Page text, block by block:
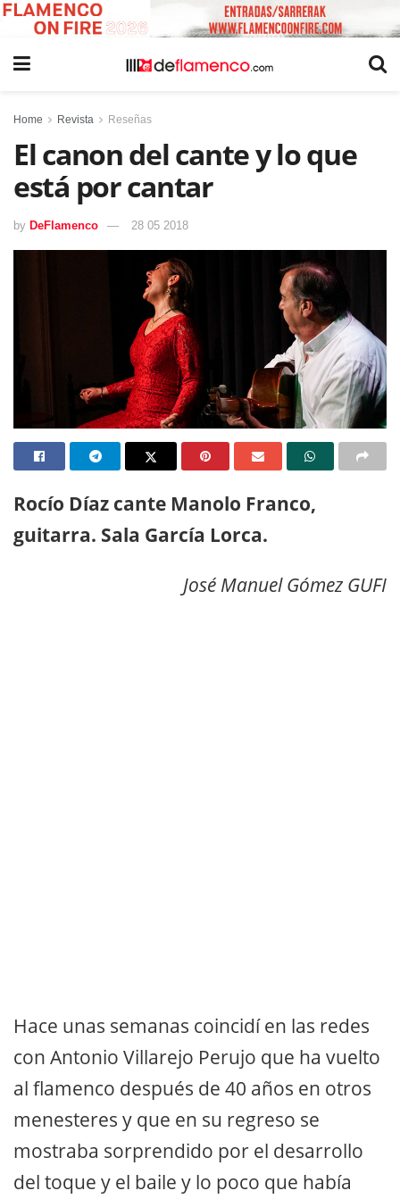
Home Revista Reseñas
El canon del cante y lo que
está por cantar
by DeFlamenco 28 05 2018
Rocío Díaz cante Manolo Franco,
guitarra. Sala García Lorca.
José Manuel Gómez GUFI
Hace unas semanas coincidí en las redes
con Antonio Villarejo Perujo que ha vuelto
al flamenco después de 40 años en otros
menesteres y que en su regreso se
mostraba sorprendido por el desarrollo
del toque y el baile y lo poco que había